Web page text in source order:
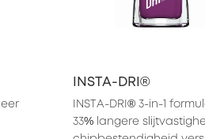
INSTA-DRI®
INSTA-DRI® 3-in-1
33% langere